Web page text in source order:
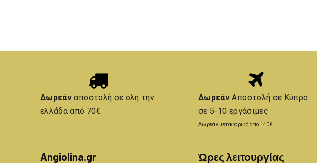
Δωρεάναποστολή σε όλη την
ελλάδα από 70€
ΔωρεάνΑποστολή σε Κύπρο
σε 5-10 εργάσιμες
Δωρεάν μεταφορικά απο 140€
Angiolina.gr Ώρες λειτουργίας